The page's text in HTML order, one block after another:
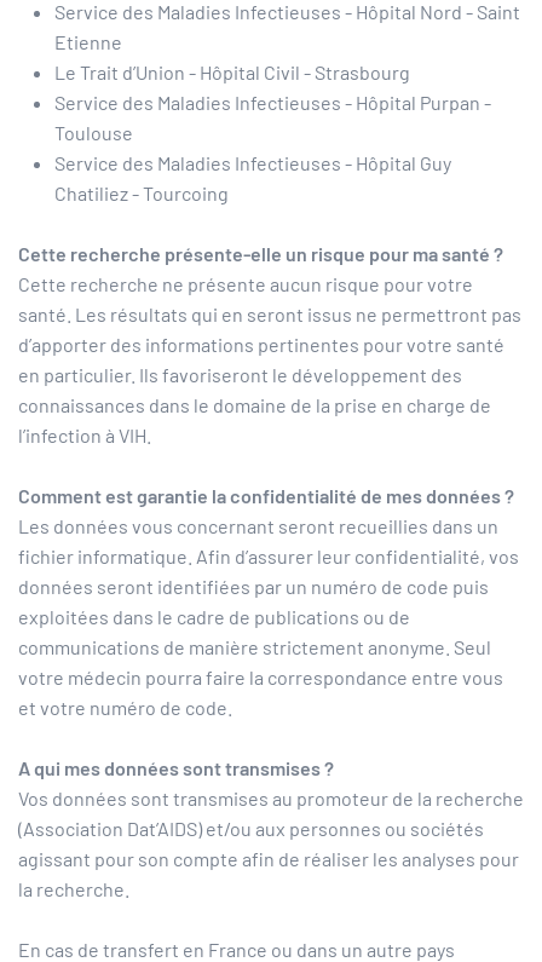
Service des Maladies Infectieuses - Hôpital Nord - Saint
Etienne
Le Trait d’Union - Hôpital Civil - Strasbourg
Service des Maladies Infectieuses - Hôpital Purpan -
Toulouse
Service des Maladies Infectieuses - Hôpital Guy
Chatiliez - Tourcoing
Cette recherche présente-elle un risque pour ma santé ?
Cette recherche ne présente aucun risque pour votre
santé. Les résultats qui en seront issus ne permettront pas
d’apporter des informations pertinentes pour votre santé
en particulier. Ils favoriseront le développement des
connaissances dans le domaine de la prise en charge de
l’infection à VIH.
Comment est garantie la confidentialité de mes données ?
Les données vous concernant seront recueillies dans un
fichier informatique. Afin d’assurer leur confidentialité, vos
données seront identifiées par un numéro de code puis
exploitées dans le cadre de publications ou de
communications de manière strictement anonyme. Seul
votre médecin pourra faire la correspondance entre vous
et votre numéro de code.
A qui mes données sont transmises ?
Vos données sont transmises au promoteur de la recherche
(Association Dat’AIDS) et/ou aux personnes ou sociétés
agissant pour son compte afin de réaliser les analyses pour
la recherche.
En cas de transfert en France ou dans un autre pays